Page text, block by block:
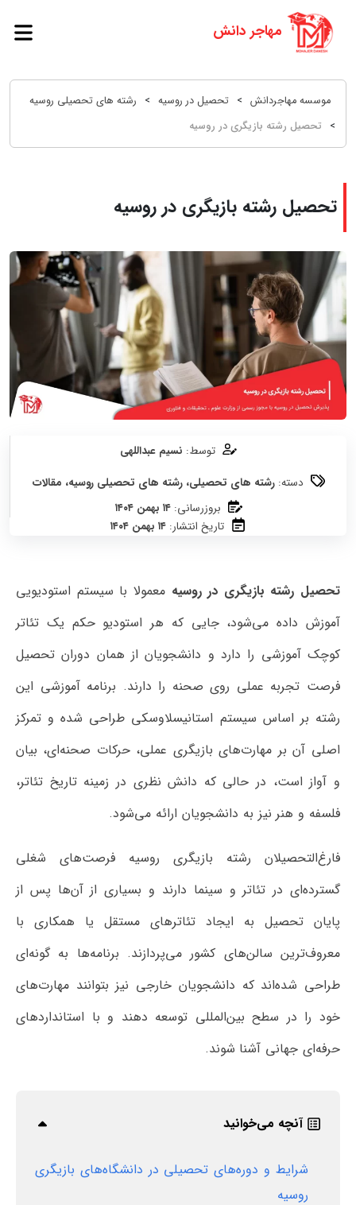
موسسه مهاجردانش > تحصیل در روسیه > رشته های تحصیلی روسیه
> تحصیل رشته بازیگری در روسیه
تحصیل رشته بازیگری در روسیه
توسط: نسیم عبداللهی
دسته:رشته های تحصیلی،رشته های تحصیلی روسیه، مقالات
بروزرسانی:۱۴ بهمن ۱۴۰۴
تاریخ انتشار: ۱۴ بهمن ۱۴۰۴
تحصیل رشته بازیگری در روسیه معمولا با سیستم استودیویی
آموزش داده می‌شود، جایی که هر استودیو حکم یک تئاتر
کوچک آموزشی را دارد و دانشجویان از همان دوران تحصیل
فرصت تجربه عملی روی صحنه را دارند. برنامه آموزشی این
رشته بر اساس سیستم استانیسلاوسکی طراحی شده و تمرکز
اصلی آن بر مهارت‌های بازیگری عملی، حرکات صحنه‌ای، بیان
و آواز است، در حالی که دانش نظری در زمینه تاریخ تئاتر،
فلسفه و هنر نیز به دانشجویان ارائه می‌شود.
فارغ‌التحصیلان رشته بازیگری روسیه فرصت‌های شغلی
گسترده‌ای در تئاتر و سینما دارند و بسیاری از آن‌ها پس از
پایان تحصیل به ایجاد تئاترهای مستقل یا همکاری با
معروف‌ترین سالن‌های کشور می‌پردازند. برنامه‌ها به گونه‌ای
طراحی شده‌اند که دانشجویان خارجی نیز بتوانند مهارت‌های
خود را در سطح بین‌المللی توسعه دهند و با استانداردهای
حرفه‌ای جهانی آشنا شوند.
آنچه می‌خوانید
شرایط و دوره‌های تحصیلی در دانشگاه‌های بازیگری
روسیه